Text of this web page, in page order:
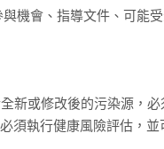
機會、指導文件、可能
新或修改後的污染源，
須執行健康風險評估，